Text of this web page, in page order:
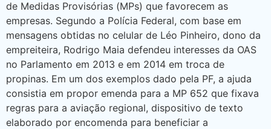
de Medidas Provisórias (MPs) que favorecem as
empresas. Segundo a Polícia Federal, com base em
mensagens obtidas no celular de Léo Pinheiro, dono da
empreiteira, Rodrigo Maia defendeu interesses da OAS
no Parlamento em 2013 e em 2014 em troca de
propinas. Em um dos exemplos dado pela PF, a ajuda
consistia em propor emenda para a MP 652 que fixava
regras para a aviação regional, dispositivo de texto
elaborado por encomenda para beneficiar a